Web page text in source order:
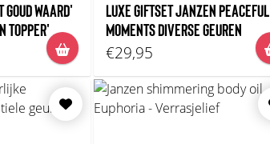
WAARD'
TOPPER'
LUXE GIFTSET JANZEN PEACEFUL
MOMENTS DIVERSE GEUREN
€29,95